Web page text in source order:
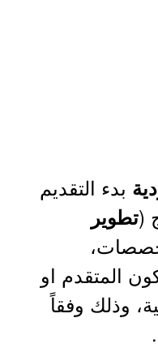
بدء التقديم
(تطوير
المتقدم او
وذلك وفقاً